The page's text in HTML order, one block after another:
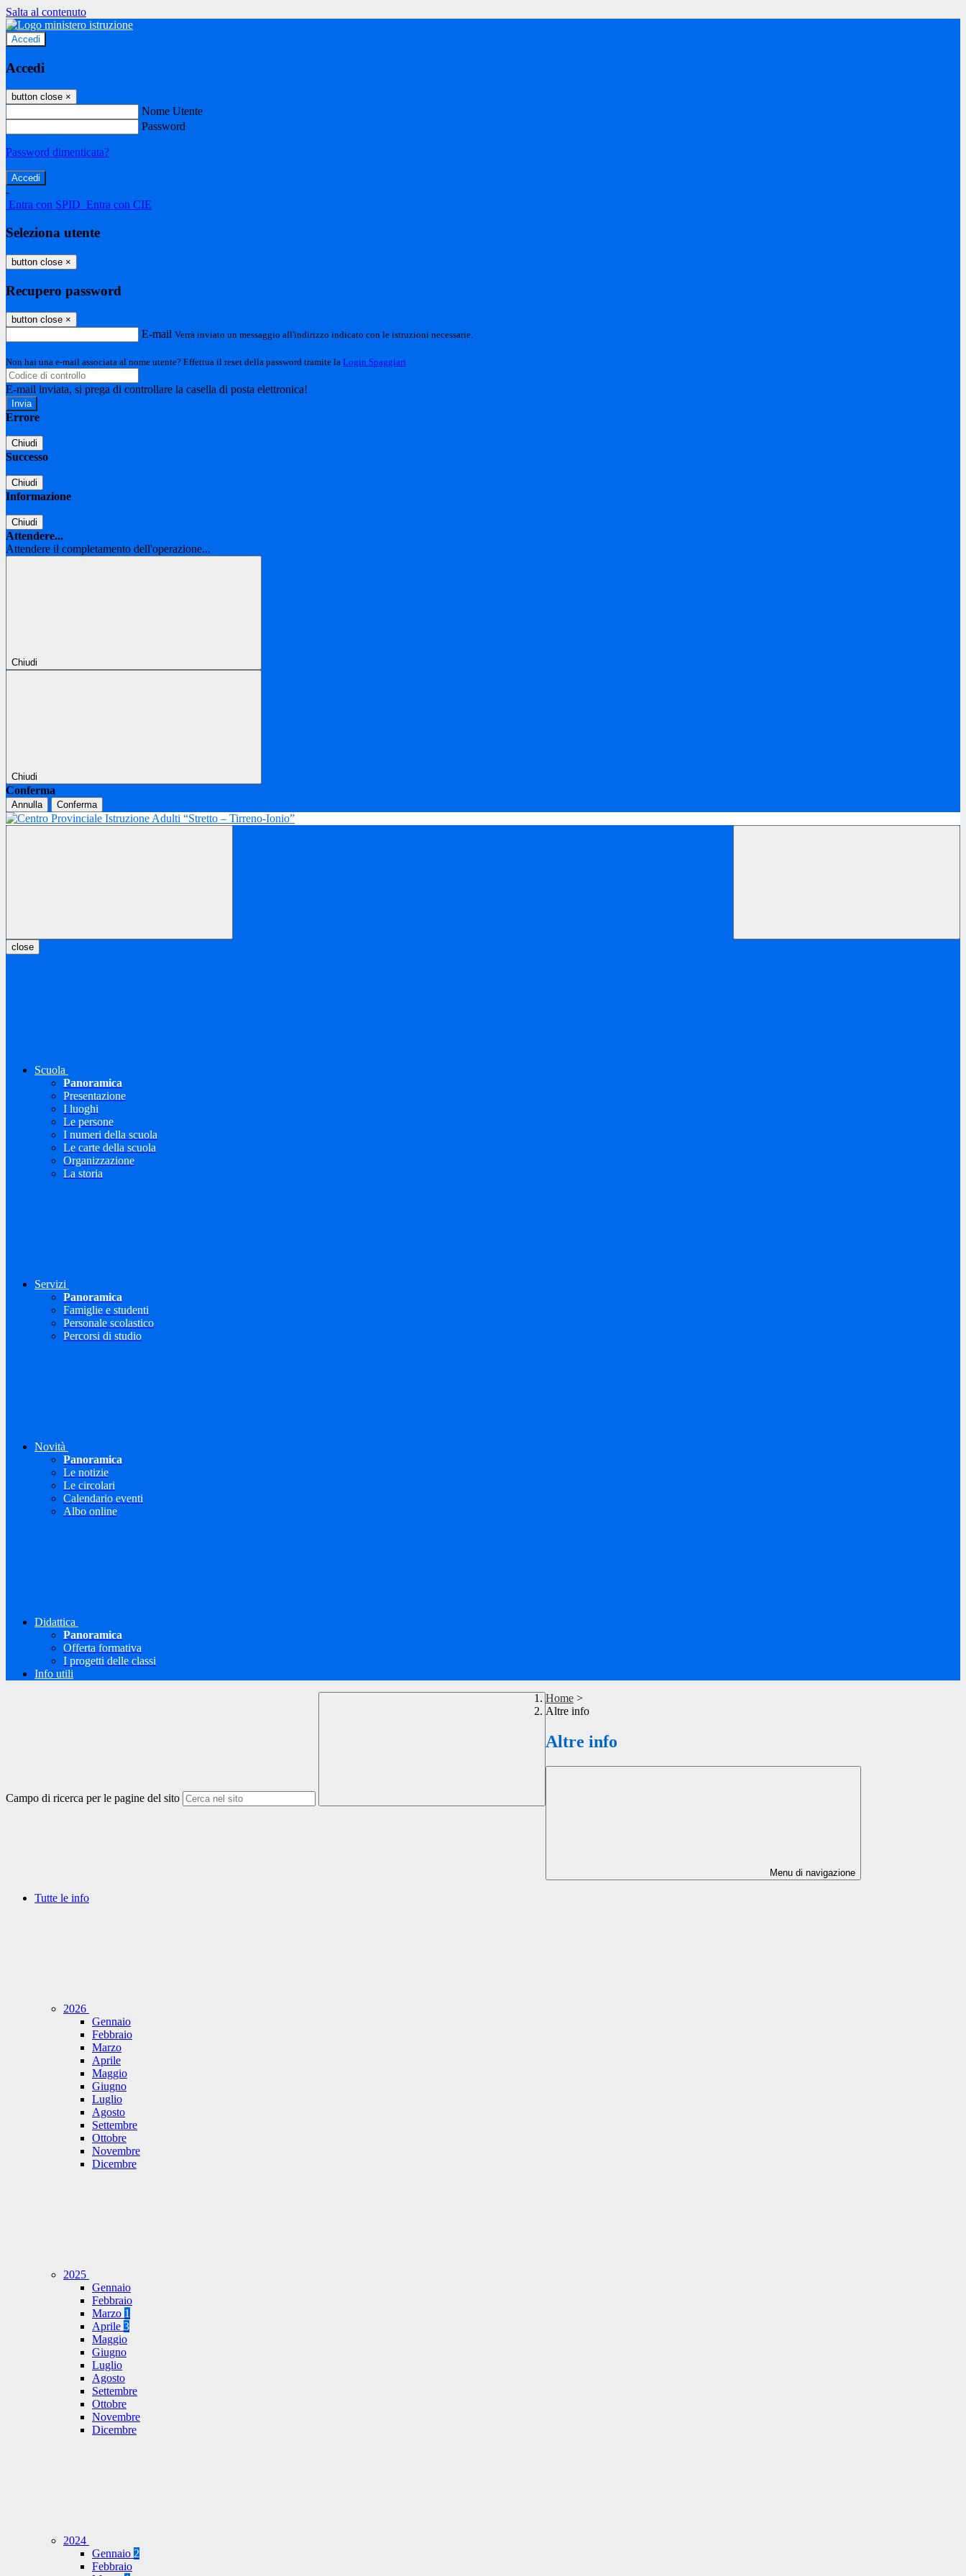
Salta al contenuto
Accedi
Accedi
button close ×
Nome Utente
Password
Password dimenticata?
-
Entra con SPID Entra con CIE
Seleziona utente
button close ×
Recupero password
button close ×
E-mail Verrà inviato un messaggio all'indirizzo indicato con le istruzioni necessarie.
Non hai una e-mail associata al nome utente? Effettua il reset della password tramite la Login Spaggiari
E-mail inviata, si prega di controllare la casella di posta elettronica!
Errore
Chiudi
Successo
Chiudi
Informazione
Chiudi
Attendere...
Attendere il completamento dell'operazione...
Chiudi
Chiudi
Conferma
Annulla Conferma
close
Scuola
Panoramica
Presentazione
I luoghi
Le persone
I numeri della scuola
Le carte della scuola
Organizzazione
La storia
Servizi
Panoramica
Famiglie e studenti
Personale scolastico
Percorsi di studio
Novità
Panoramica
Le notizie
Le circolari
Calendario eventi
Albo online
Didattica
Panoramica
Offerta formativa
I progetti delle classi
Info utili
Campo di ricerca per le pagine del sito
Home >
Altre info
Altre info
Menu di navigazione
Tutte le info
2026
Gennaio
Febbraio
Marzo
Aprile
Maggio
Giugno
Luglio
Agosto
Settembre
Ottobre
Novembre
Dicembre
2025
Gennaio
Febbraio
Marzo 1
Aprile 3
Maggio
Giugno
Luglio
Agosto
Settembre
Ottobre
Novembre
Dicembre
2024
Gennaio 2
Febbraio